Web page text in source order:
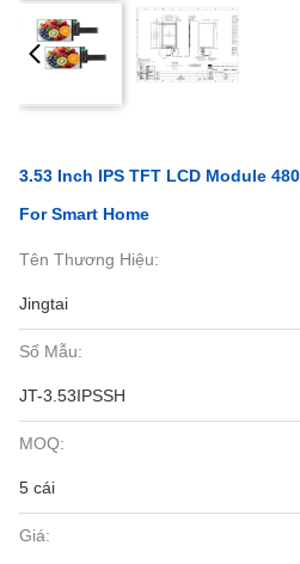
3.53 Inch IPS TFT LCD Module
For Smart Home
Tên Thương Hiệu:
Jingtai
Số Mẫu:
JT-3.53IPSSH
MOQ:
5 cái
Giá: